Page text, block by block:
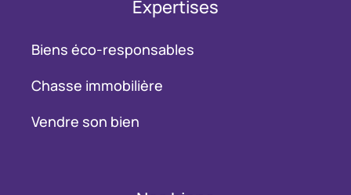
Expertises
Biens éco-responsables
Chasse immobilière
Vendre son bien